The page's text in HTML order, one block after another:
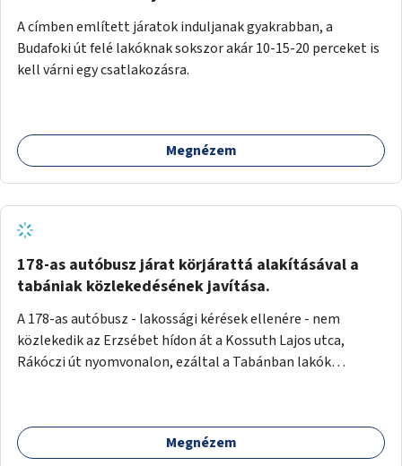
A címben említett járatok induljanak gyakrabban, a
Budafoki út felé lakóknak sokszor akár 10-15-20 perceket is
kell várni egy csatlakozásra.
Megnézem
178-as autóbusz járat körjárattá alakításával a
tabániak közlekedésének javítása.
A 178-as autóbusz - lakossági kérések ellenére - nem
közlekedik az Erzsébet hídon át a Kossuth Lajos utca,
Rákóczi út nyomvonalon, ezáltal a Tabánban lakók
járattal feljutni a Naphegyre, ahol iskola és óvoda is van a
körzetben élők számára. Megoldás lenne, ha a 178-as
Megnézem